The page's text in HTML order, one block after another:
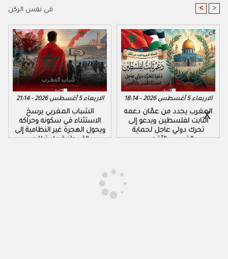
في نفس الركن < >
الاربعاء 5 أغسطس 2026 - 21:14
الشباب المغربي يرسخ
الاستثناء في سكونه وحراكه
ويحول الهجرة غير النظامية إلى
رسالة وطنية عابرة للحدود
الاربعاء 5 أغسطس 2026 - 18:14
المغرب يجدد من عمّان دعمه
الثابت لفلسطين ويدعو إلى
تحرك دولي عاجل لحماية
القدس والأقصى